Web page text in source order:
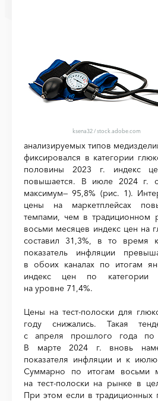
ksena32/stock.adobe.com
анализируемых типов
фиксировался в категории
половины 2023 г. индекс
повышается. В июле 2024 г.
максимум— 95,8% (рис. 1).
цены на маркетплейсах
темпами, чем в традиционном
восьми месяцев индекс цен на
составил 31,3%, в то время
показатель инфляции
в обоих каналах по итогам
индекс цен по категории
на уровне 71,4%.
Цены на тест-полоски для
году снижались. Такая
с апреля прошлого года по
В марте 2024 г. вновь
показателя инфляции и к
Суммарно по итогам восьми
на тест-полоски на рынке в
При этом если в традиционных